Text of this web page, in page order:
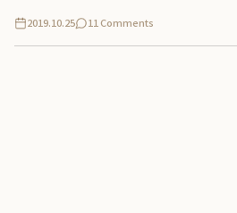
2019.10.25 11 Comments